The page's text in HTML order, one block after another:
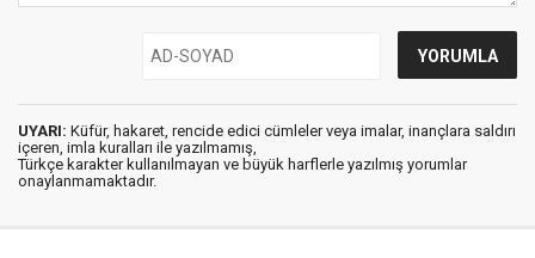
UYARI: Küfür, hakaret, rencide edici cümleler veya imalar, inançlara saldırı
içeren, imla kuralları ile yazılmamış,
Türkçe karakter kullanılmayan ve büyük harflerle yazılmış yorumlar
onaylanmamaktadır.